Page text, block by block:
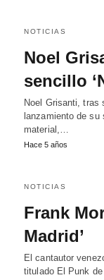
NOTICIAS
Noel
sencillo
Noel Grisanti, tras
lanzamiento de
material,…
Hace 5 años
NOTICIAS
Frank
Madrid’
El cantautor
titulado El Punk